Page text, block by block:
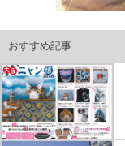
おすすめ記事